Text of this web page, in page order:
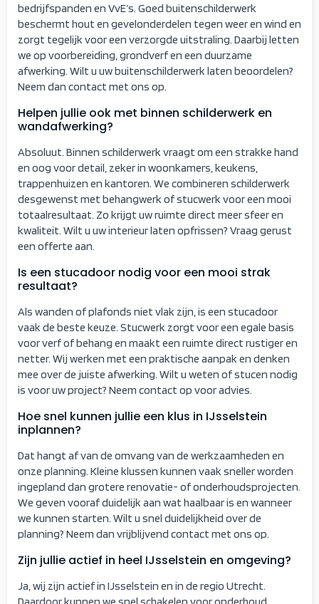
bedrijfspanden en VvE’s. Goed buitenschilderwerk
beschermt hout en gevelonderdelen tegen weer en wind en
zorgt tegelijk voor een verzorgde uitstraling. Daarbij letten
we op voorbereiding, grondverf en een duurzame
afwerking. Wilt u uw buitenschilderwerk laten beoordelen?
Neem dan contact met ons op.
Helpen jullie ook met binnen schilderwerk en
wandafwerking?
Absoluut. Binnen schilderwerk vraagt om een strakke hand
en oog voor detail, zeker in woonkamers, keukens,
trappenhuizen en kantoren. We combineren schilderwerk
desgewenst met behangwerk of stucwerk voor een mooi
totaalresultaat. Zo krijgt uw ruimte direct meer sfeer en
kwaliteit. Wilt u uw interieur laten opfrissen? Vraag gerust
een offerte aan.
Is een stucadoor nodig voor een mooi strak
resultaat?
Als wanden of plafonds niet vlak zijn, is een stucadoor
vaak de beste keuze. Stucwerk zorgt voor een egale basis
voor verf of behang en maakt een ruimte direct rustiger en
netter. Wij werken met een praktische aanpak en denken
mee over de juiste afwerking. Wilt u weten of stucen nodig
is voor uw project? Neem contact op voor advies.
Hoe snel kunnen jullie een klus in IJsselstein
inplannen?
Dat hangt af van de omvang van de werkzaamheden en
onze planning. Kleine klussen kunnen vaak sneller worden
ingepland dan grotere renovatie- of onderhoudsprojecten.
We geven vooraf duidelijk aan wat haalbaar is en wanneer
we kunnen starten. Wilt u snel duidelijkheid over de
planning? Neem dan vrijblijvend contact met ons op.
Zijn jullie actief in heel IJsselstein en omgeving?
Ja, wij zijn actief in IJsselstein en in de regio Utrecht.
Daardoor kunnen we snel schakelen voor onderhoud,